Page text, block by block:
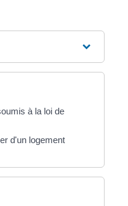
à la loi de
d'un logement